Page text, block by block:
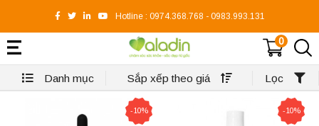
Hotline : 0974.368.768 - 0983.993.131
0
Danh mục Sắp xếp theo giá Lọc
-10% -10%